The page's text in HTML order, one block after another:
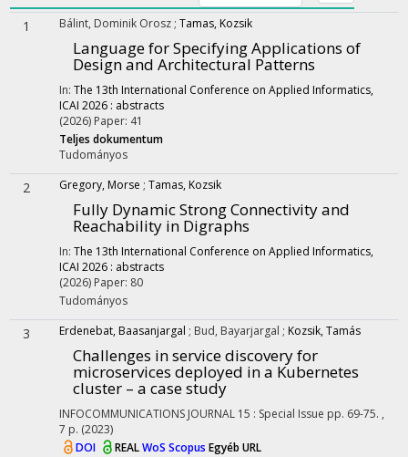
1 Bálint, Dominik Orosz ; Tamas, Kozsik
Language for Specifying Applications of
Design and Architectural Patterns
In: The 13th International Conference on Applied Informatics,
ICAI 2026 : abstracts
(2026) Paper: 41
Teljes dokumentum
Tudományos
2 Gregory, Morse ; Tamas, Kozsik
Fully Dynamic Strong Connectivity and
Reachability in Digraphs
In: The 13th International Conference on Applied Informatics,
ICAI 2026 : abstracts
(2026) Paper: 80
Tudományos
3 Erdenebat, Baasanjargal ; Bud, Bayarjargal ; Kozsik, Tamás
Challenges in service discovery for
microservices deployed in a Kubernetes
cluster – a case study
INFOCOMMUNICATIONS JOURNAL 15 : Special Issue pp. 69-75. ,
7 p. (2023)
DOI
REALWoS Scopus Egyéb URL